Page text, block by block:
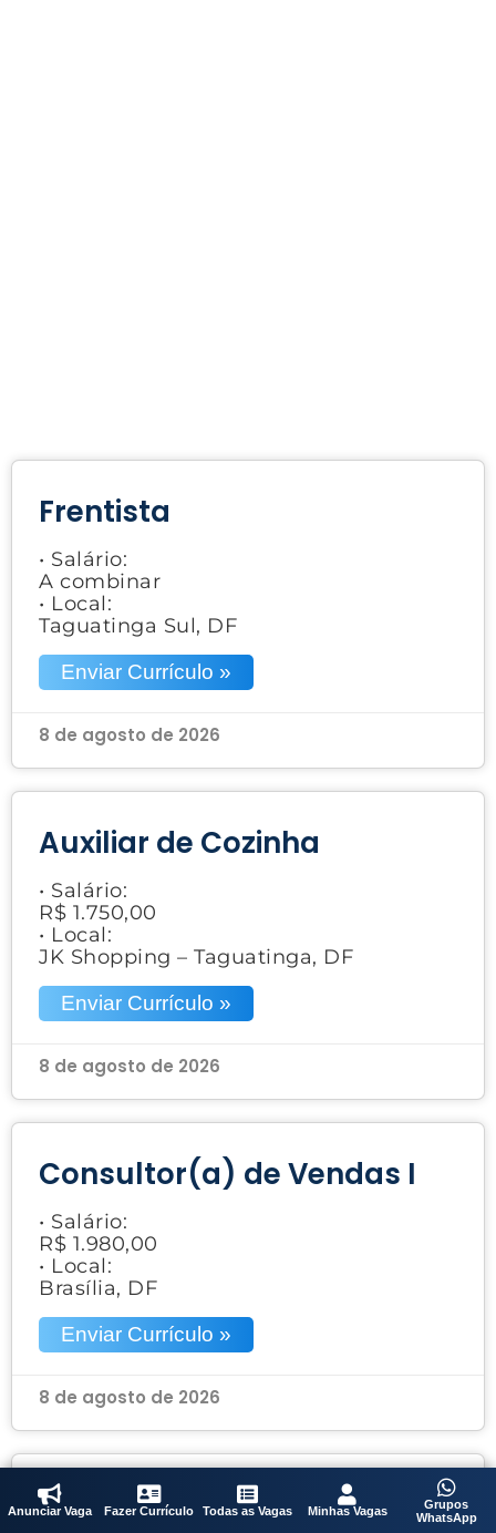
Frentista
• Salário:
A combinar
• Local:
Taguatinga Sul, DF
Enviar Currículo »
8 de agosto de 2026
Auxiliar de Cozinha
• Salário:
R$ 1.750,00
• Local:
JK Shopping – Taguatinga, DF
Enviar Currículo »
8 de agosto de 2026
Consultor(a) de Vendas I
• Salário:
R$ 1.980,00
• Local:
Brasília, DF
Enviar Currículo »
8 de agosto de 2026
Acabador
Anunciar Vaga Fazer Currículo Todas as Vagas Minhas Vagas
Grupos
WhatsApp